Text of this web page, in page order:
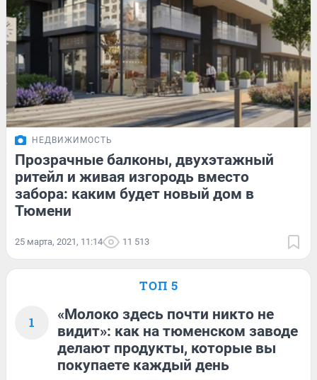
НЕДВИЖИМОСТЬ
Прозрачные балконы, двухэтажный
ритейл и живая изгородь вместо
забора: каким будет новый дом в
Тюмени
25 марта, 2021, 11:14 11 513
ТОП 5
1
«Молоко здесь почти никто не
видит»: как на тюменском заводе
делают продукты, которые вы
покупаете каждый день